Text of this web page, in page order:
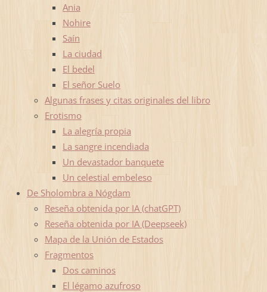
Ania
Nohire
Saín
La ciudad
El bedel
El señor Suelo
Algunas frases y citas originales del libro
Erotismo
La alegría propia
La sangre incendiada
Un devastador banquete
Un celestial embeleso
De Sholombra a Nógdam
Reseña obtenida por IA (chatGPT)
Reseña obtenida por IA (Deepseek)
Mapa de la Unión de Estados
Fragmentos
Dos caminos
El légamo azufroso